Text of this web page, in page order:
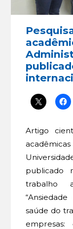
Artigo
publicado
trabalho
saúde do